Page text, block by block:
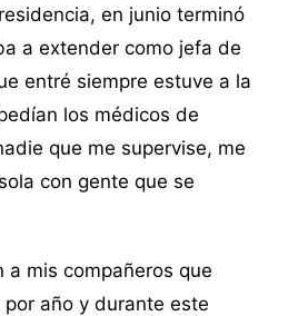
en junio terminó
a extender como jefa de
entré siempre estuve a la
los médicos de
que me supervise, me
con gente que se
a mis compañeros que
año y durante este